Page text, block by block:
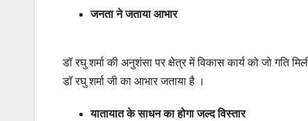
जनता ने जताया आभार
डॉ रघु शर्मा की अनुशंसा पर क्षेत्र में विकास कार्य को जो गति
डॉ रघु शर्मा जी का आभार जताया है ।
यातायात के साधन का होगा जल्द विस्तार